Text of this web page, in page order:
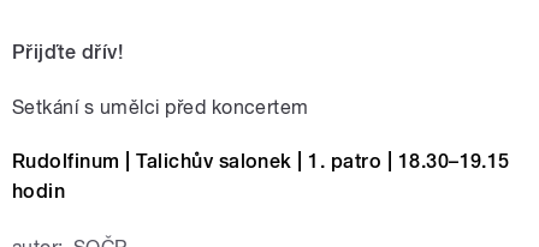
Přijďte dřív!
Setkání s umělci před koncertem
Rudolfinum | Talichův salonek | 1. patro | 18.30–19.15
hodin